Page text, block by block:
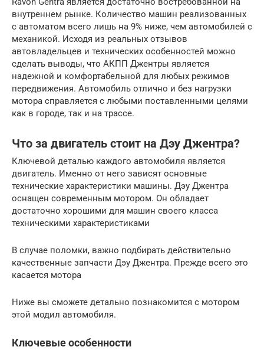
внутреннем рынке. Количество машин реализованных
с автоматом всего лишь на 9% ниже, чем автомобилей с
механикой. Исходя из реальных отзывов
автовладельцев и технических особенностей можно
сделать выводы, что АКПП Джентры является
надежной и комфортабельной для любых режимов
передвижения. Автомобиль отлично и без нагрузки
мотора справляется с любыми поставленными целями
как в городе, так и на трассе.
Что за двигатель стоит на Дэу Джентра?
Ключевой деталью каждого автомобиля является
двигатель. Именно от него зависят основные
технические характеристики машины. Дэу Джентра
оснащен современным мотором. Он обладает
достаточно хорошими для машин своего класса
техническими характеристиками
В случае поломки, важно подбирать действительно
качественные запчасти Дэу Джентра. Прежде всего это
касается мотора
Ниже вы сможете детально познакомится с мотором
этой модил автомобиля.
Ключевые особенности